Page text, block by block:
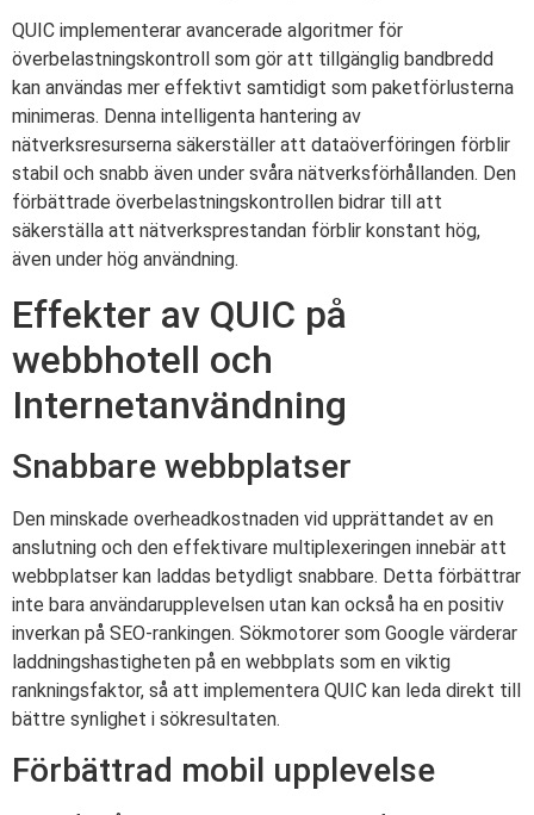
QUIC implementerar avancerade algoritmer för
överbelastningskontroll som gör att tillgänglig bandbredd
kan användas mer effektivt samtidigt som paketförlusterna
minimeras. Denna intelligenta hantering av
nätverksresurserna säkerställer att dataöverföringen förblir
stabil och snabb även under svåra nätverksförhållanden. Den
förbättrade överbelastningskontrollen bidrar till att
säkerställa att nätverksprestandan förblir konstant hög,
även under hög användning.
Effekter av QUIC på
webbhotell och
Internetanvändning
Snabbare webbplatser
Den minskade overheadkostnaden vid upprättandet av en
anslutning och den effektivare multiplexeringen innebär att
webbplatser kan laddas betydligt snabbare. Detta förbättrar
inte bara användarupplevelsen utan kan också ha en positiv
inverkan på SEO-rankingen. Sökmotorer som Google värderar
laddningshastigheten på en webbplats som en viktig
rankningsfaktor, så att implementera QUIC kan leda direkt till
bättre synlighet i sökresultaten.
Förbättrad mobil upplevelse